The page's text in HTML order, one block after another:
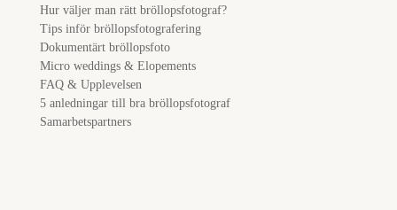
Hur väljer man rätt bröllopsfotograf?
Tips inför bröllopsfotografering
Dokumentärt bröllopsfoto
Micro weddings & Elopements
FAQ & Upplevelsen
5 anledningar till bra bröllopsfotograf
Samarbetspartners